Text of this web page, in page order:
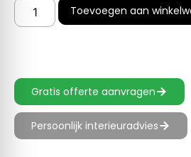
Toevoegen aan
Gratis offerte aanvragen
Persoonlijk interieuradvies